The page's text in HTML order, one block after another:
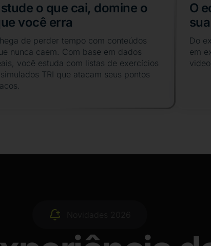
o que cai, domine o
você erra
de perder tempo com conteúdos
nunca caem. Com base em dados
você estuda com listas de exercícios
TRI que atacam seus pontos
O
Do
em